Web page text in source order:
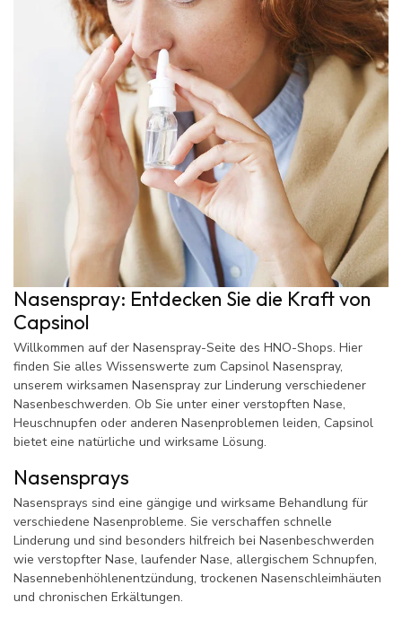
Nasenspray: Entdecken Sie die Kraft von
Capsinol
Willkommen auf der Nasenspray-Seite des HNO-Shops. Hier
finden Sie alles Wissenswerte zum Capsinol Nasenspray,
unserem wirksamen Nasenspray zur Linderung verschiedener
Nasenbeschwerden. Ob Sie unter einer verstopften Nase,
Heuschnupfen oder anderen Nasenproblemen leiden, Capsinol
bietet eine natürliche und wirksame Lösung.
Nasensprays
Nasensprays sind eine gängige und wirksame Behandlung für
verschiedene Nasenprobleme. Sie verschaffen schnelle
Linderung und sind besonders hilfreich bei Nasenbeschwerden
wie verstopfter Nase, laufender Nase, allergischem Schnupfen,
Nasennebenhöhlenentzündung, trockenen Nasenschleimhäuten
und chronischen Erkältungen.